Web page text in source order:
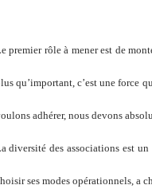
premier rôle à mener est de
qu’important, c’est une force
adhérer, nous devons
diversité des associations est
ses modes opérationnels, a